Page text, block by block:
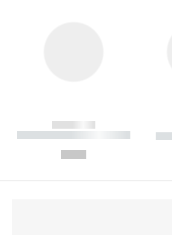
------------
----------- ----------- --------